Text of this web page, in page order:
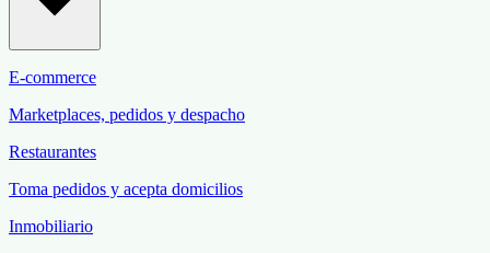
E-commerce
Marketplaces, pedidos y despacho
Restaurantes
Toma pedidos y acepta domicilios
Inmobiliario